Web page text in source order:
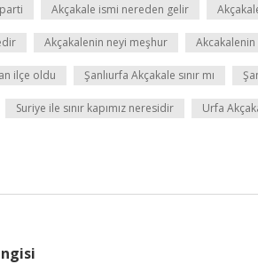
Akçakale ismi nereden gelir
Akçakalenin neyi meşhur
ilçe oldu Şanlıurfa Akçakale sınır mı
Suriye ile sınır kapımız neresidir Urfa